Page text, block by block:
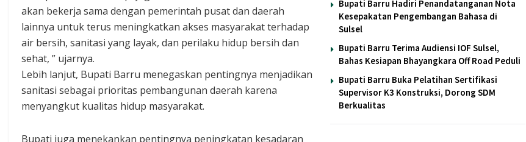
Bupati Barru Hadiri Penandatanganan Nota
Kesepakatan Pengembangan Bahasa di
Sulsel
Bupati Barru Terima Audiensi IOF Sulsel,
Bahas Kesiapan Bhayangkara Off Road Peduli
Bupati Barru Buka Pelatihan Sertifikasi
Supervisor K3 Konstruksi, Dorong SDM
Berkualitas
akan bekerja sama dengan pemerintah pusat dan daerah
lainnya untuk terus meningkatkan akses masyarakat terhadap
air bersih, sanitasi yang layak, dan perilaku hidup bersih dan
sehat, ” ujarnya.
Lebih lanjut, Bupati Barru menegaskan pentingnya menjadikan
sanitasi sebagai prioritas pembangunan daerah karena
menyangkut kualitas hidup masyarakat.
Bupati juga menekankan pentingnya peningkatan kesadaran